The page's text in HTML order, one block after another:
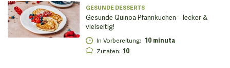
GESUNDE DESSERTS
Gesunde Quinoa Pfannkuchen – lecker &
vielseitig!
In Vorbereitung: 10 minuta
Zutaten: 10